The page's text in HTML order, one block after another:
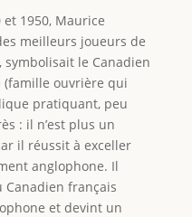
1950, Maurice
meilleurs joueurs de
symbolisait le Canadien
ouvrière qui
pratiquant, peu
: il n’est plus un
il réussit à exceller
anglophone. Il
français
et devint un